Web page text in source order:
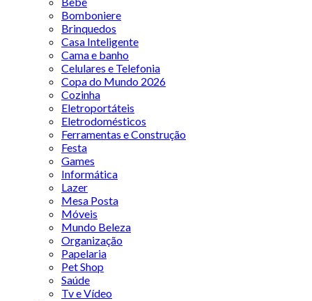
Bomboniere
Brinquedos
Casa Inteligente
Cama e banho
Celulares e Telefonia
Copa do Mundo 2026
Cozinha
Eletroportáteis
Eletrodomésticos
Ferramentas e Construção
Festa
Games
Informática
Lazer
Mesa Posta
Móveis
Mundo Beleza
Organização
Papelaria
Pet Shop
Saúde
Tv e Vídeo